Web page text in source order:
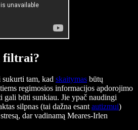
filtrai?
tam, kad skaitymas būtų
regimosios informacijos apdorojimo
būti sunkiau. Jie ypač naudingi
silpnas (tai dažna esantautizmui)
dar vadinamą Meares-Irlen